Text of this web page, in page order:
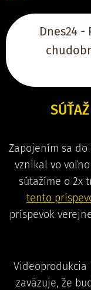
Dnes24 -
Zapojením sa
vznikal vo
súťažíme o 2x
tento
príspevok
Videoprodukcia
zaväzuje, že